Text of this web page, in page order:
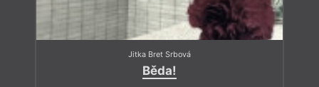
Jitka Bret Srbová
Běda!